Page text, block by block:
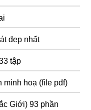
đẹp nhất
tập
minh hoạ (file pdf)
Giới) 93 phần